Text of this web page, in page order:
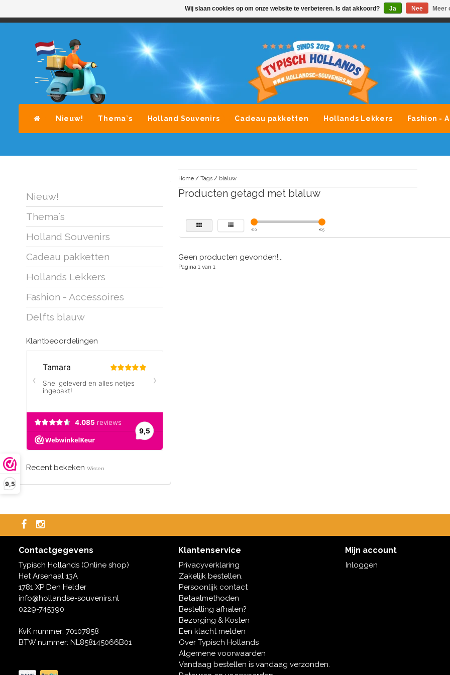
9,5
AVONDLEVERING MOGELIJK ALLE MERKEN SOUVENIRS
Nieuw! Thema`s Holland Souvenirs Cadeau pakketten Hollands Lekkers Fashion -
Nieuw!
Thema`s
Holland Souvenirs
Cadeau pakketten
Hollands Lekkers
Fashion - Accessoires
Delfts blauw
Klantbeoordelingen
Recent bekeken Wissen
Home/ Tags/ blaluw
Producten getagd met blaluw
€0 €5
Geen producten gevonden!...
Pagina 1 van 1
Contactgegevens
Typisch Hollands (Online shop)
Het Arsenaal 13A
1781 XP Den Helder
info@hollandse-souvenirs.nl
0229-745390
KvK nummer: 70107858
BTW nummer: NL858145066B01
Klantenservice
Privacyverklaring
Zakelijk bestellen.
Persoonlijk contact
Betaalmethoden
Bestelling afhalen?
Bezorging & Kosten
Een klacht melden
Over Typisch Hollands
Algemene voorwaarden
Vandaag bestellen is vandaag verzonden.
Mijn account
Inloggen
Wij slaan cookies op om onze website te verbeteren. Is dat akkoord? Ja Nee Meer